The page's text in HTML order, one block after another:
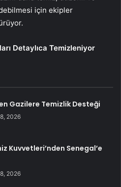
için ekipler
Detaylıca Temizleniyor
Gazilere Temizlik Desteği
2026
Kuvvetleri’nden Senegal’e
2026